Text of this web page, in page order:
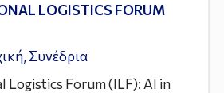
LOGISTICS FORUM
, Συνέδρια
Logistics Forum (ILF): AI in